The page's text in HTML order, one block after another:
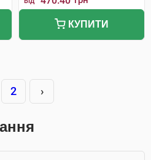
КУПИТИ
2 ›